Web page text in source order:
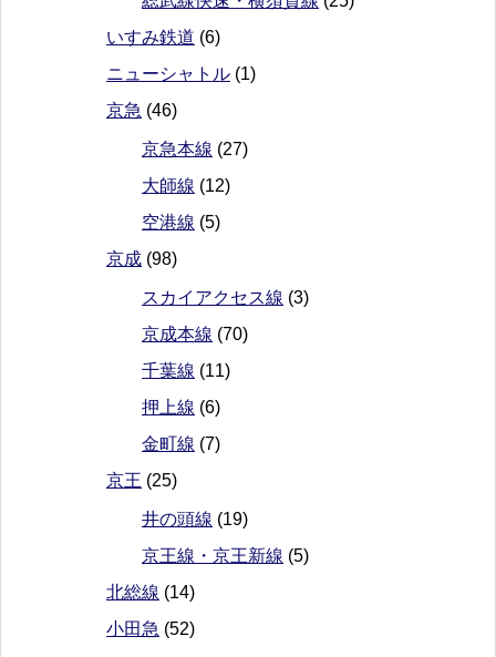
いすみ鉄道 (6)
ニューシャトル (1)
京急 (46)
京急本線 (27)
大師線 (12)
空港線 (5)
京成 (98)
スカイアクセス線 (3)
京成本線 (70)
千葉線 (11)
押上線 (6)
金町線 (7)
京王 (25)
井の頭線 (19)
京王線・京王新線 (5)
北総線 (14)
小田急 (52)